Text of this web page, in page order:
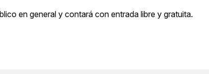
en general y contará con entrada libre y gratuita.